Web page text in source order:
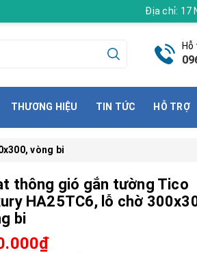
Địa chỉ: 17
THƯƠNG HIỆU TIN TỨC HỖ TRỢ
vòng bi
thông gió gắn tường Tico
HA25TC6, lỗ chờ
bi